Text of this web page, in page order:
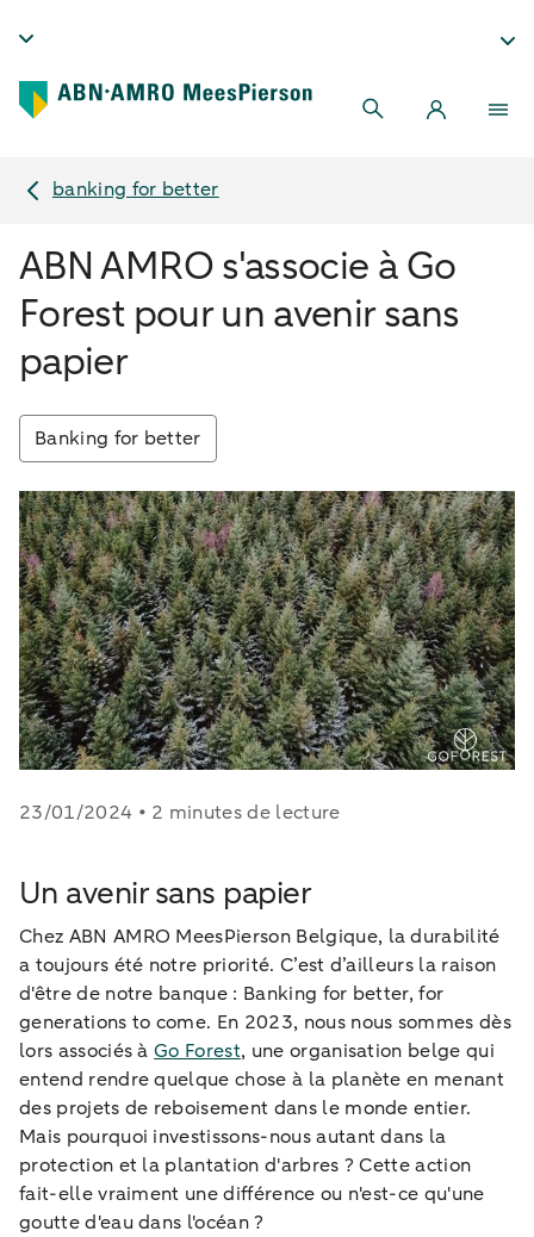
banking for better
ABN AMRO s'associe à Go
Forest pour un avenir sans
papier
Banking for better
23/01/2024 • 2 minutes de lecture
Un avenir sans papier
Chez ABN AMRO MeesPierson Belgique, la durabilité
a toujours été notre priorité. C’est d’ailleurs la raison
d'être de notre banque : Banking for better, for
generations to come. En 2023, nous nous sommes dès
lors associés àGo Forest, une organisation belge qui
entend rendre quelque chose à la planète en menant
des projets de reboisement dans le monde entier.
Mais pourquoi investissons-nous autant dans la
protection et la plantation d'arbres ? Cette action
fait-elle vraiment une différence ou n'est-ce qu'une
goutte d'eau dans l'océan ?